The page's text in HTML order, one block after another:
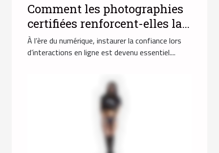
Comment les photographies
certifiées renforcent-elles la
confiance en ligne ?
À l’ère du numérique, instaurer la confiance lors
d’interactions en ligne est devenu essentiel....